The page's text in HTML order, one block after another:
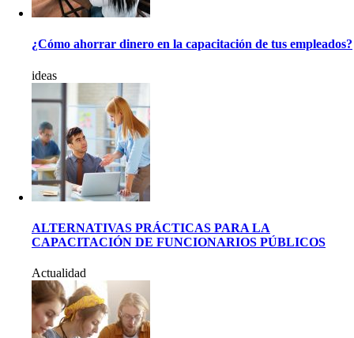
¿Cómo ahorrar dinero en la capacitación de tus empleados?
ideas
ALTERNATIVAS PRÁCTICAS PARA LA
CAPACITACIÓN DE FUNCIONARIOS PÚBLICOS
Actualidad